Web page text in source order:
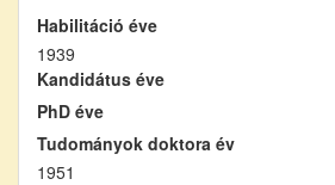
Habilitáció éve
1939
Kandidátus éve
PhD éve
Tudományok doktora év
1951